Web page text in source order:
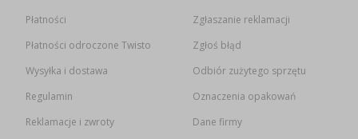
Płatności
Płatności odroczone Twisto
Wysyłka i dostawa
Regulamin
Reklamacje i zwroty
Zgłaszanie reklamacji
Zgłoś błąd
Odbiór zużytego sprzętu
Oznaczenia opakowań
Dane firmy